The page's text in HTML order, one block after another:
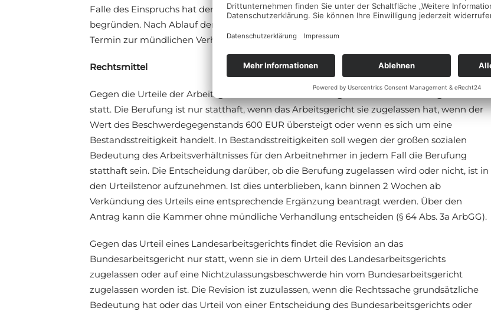
Falle des Einspruchs hat der Antragsteller seinen Anspruch innerhalb von 2 Wochen zu
begründen. Nach Ablauf der Begründungsfrist bestimmt der Vorsitzende unverzüglich
Termin zur mündlichen Verhandlung (§ 46a Abs. 6 ArbGG).
Rechtsmittel
Gegen die Urteile der Arbeitsgerichte findet die Berufung an die Landesarbeitsgerichte
statt. Die Berufung ist nur statthaft, wenn das Arbeitsgericht sie zugelassen hat, wenn der
Wert des Beschwerdegegenstands 600 EUR übersteigt oder wenn es sich um eine
Bestandsstreitigkeit handelt. In Bestandsstreitigkeiten soll wegen der großen sozialen
Bedeutung des Arbeitsverhältnisses für den Arbeitnehmer in jedem Fall die Berufung
statthaft sein. Die Entscheidung darüber, ob die Berufung zugelassen wird oder nicht, ist in
den Urteilstenor aufzunehmen. Ist dies unterblieben, kann binnen 2 Wochen ab
Verkündung des Urteils eine entsprechende Ergänzung beantragt werden. Über den
Antrag kann die Kammer ohne mündliche Verhandlung entscheiden (§ 64 Abs. 3a ArbGG).
Gegen das Urteil eines Landesarbeitsgerichts findet die Revision an das
Bundesarbeitsgericht nur statt, wenn sie in dem Urteil des Landesarbeitsgerichts
zugelassen oder auf eine Nichtzulassungsbeschwerde hin vom Bundesarbeitsgericht
zugelassen worden ist. Die Revision ist zuzulassen, wenn die Rechtssache grundsätzliche
Bedeutung hat oder das Urteil von einer Entscheidung des Bundesarbeitsgerichts oder